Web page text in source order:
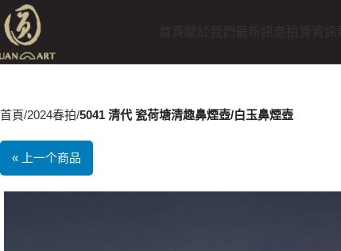
首頁 2024春拍 5041 清代 瓷荷塘清趣鼻煙壺/白玉鼻煙壺
« 上一个商品